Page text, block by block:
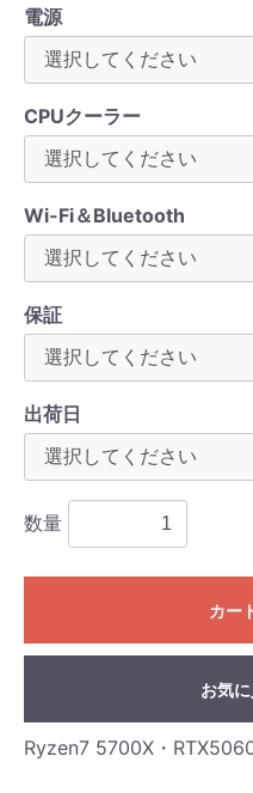
電源
CPUクーラー
Wi-Fi＆Bluetooth
保証
出荷日
数量
カー
お気
Ryzen7 5700X・